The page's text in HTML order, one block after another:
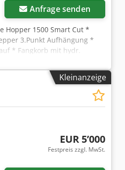
Anfrage senden
Hopper 1500 Smart Cut *
3.Punkt Aufhängung *
* Fangkorb mit hydr.
-----Interne
oder für weitere Infos
& Zwischenverkauf
Kleinanzeige
EUR 5’000
Festpreis zzgl. MwSt.